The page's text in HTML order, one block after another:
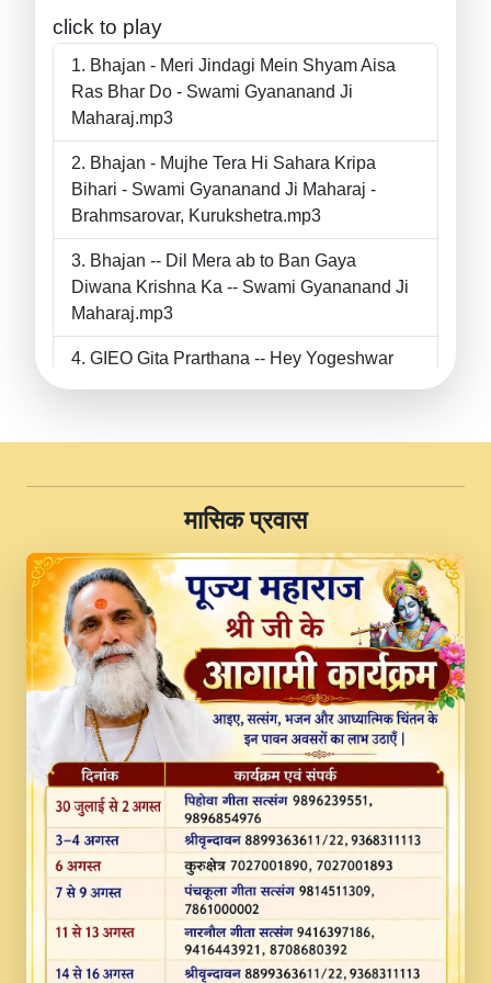
click to play
Bhajan - Meri Jindagi Mein Shyam Aisa
Ras Bhar Do - Swami Gyananand Ji
Maharaj.mp3
Bhajan - Mujhe Tera Hi Sahara Kripa
Bihari - Swami Gyananand Ji Maharaj -
Brahmsarovar, Kurukshetra.mp3
Bhajan -- Dil Mera ab to Ban Gaya
Diwana Krishna Ka -- Swami Gyananand Ji
Maharaj.mp3
GIEO Gita Prarthana -- Hey Yogeshwar
II Swami Gyananand Ji Maharaj.mp3
JINU SATGURU AAP BULAVE by Rasik
Pawan ji 20-11-19 Sankirtan At VEER JI
PRABHU KUTEER CHANNEL.mp3
Kina Sohna Tera Bhawan Sajaya Mata
Vaishno Devi Aarti Mata Rani Bhajan By
Lakhwinder Wadali Ji.mp3
MERE MANN VICH KANTH KALER
NEW PUNAJBI DEVOTIONAL SONG 2017
FULL VIDEO HD.mp3
Na To Roop Hai Bindu Ji Maharaj Pad - A
Divine Bhajan by Shri Indresh Ji
#BhaktiPath.mp3
Radha Rani Ki Kirpa Best Devotional
Song By Chitra Vichitra.mp3
​मासिक प्रवास